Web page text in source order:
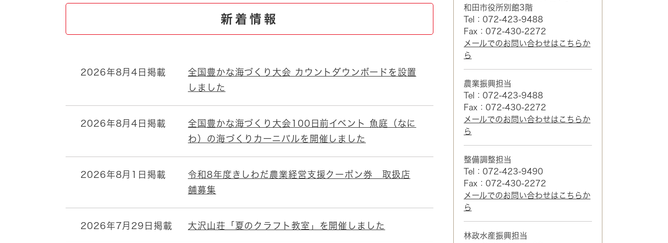
地域コミュニティ・ボラン
ティア・協働
とじる
新着情報
2026年8月4日掲載
全国豊かな海づくり大会 カウントダウンボードを設置
しました
2026年8月4日掲載
全国豊かな海づくり大会100日前イベント 魚庭（なに
わ）の海づくりカーニバルを開催しました
2026年8月1日掲載
令和8年度きしわだ農業経営支援クーポン券 取扱店
舗募集
2026年7月29日掲載 大沢山荘「夏のクラフト教室」を開催しました
和田市役所別館3階
Tel：072-423-9488
Fax：072-430-2272
メールでのお問い合わせはこちらか
ら
農業振興担当
Tel：072-423-9488
Fax：072-430-2272
メールでのお問い合わせはこちらか
ら
整備調整担当
Tel：072-423-9490
Fax：072-430-2272
メールでのお問い合わせはこちらか
ら
林政水産振興担当